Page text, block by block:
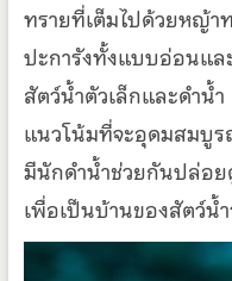
ทรายที่เต็มไปด้วยหญ้า
ปะการังทั้งแบบอ่อนแล
สัตว์น้ำตัวเล็กและดำน้
แนวโน้มที่จะอุดมสมบูร
มีนักดำน้ำช่วยกันปล่อย
เพื่อเป็นบ้านของสัตว์น้